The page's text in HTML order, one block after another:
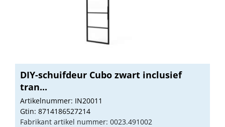
DIY-schuifdeur Cubo zwart inclusief
tran...
Artikelnummer: IN20011
Gtin: 8714186527214
Fabrikant artikel nummer: 0023.491002